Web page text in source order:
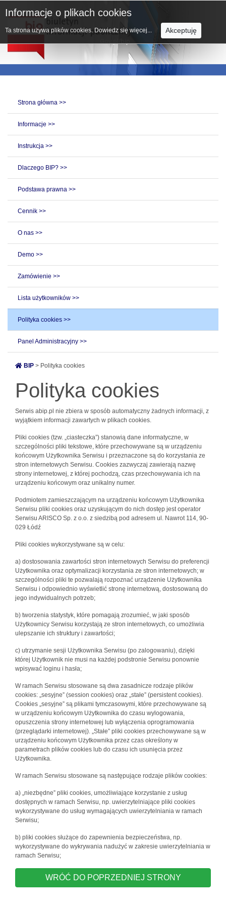
Strona główna >>
Informacje >>
Instrukcja >>
Dlaczego BIP? >>
Podstawa prawna >>
Cennik >>
O nas >>
Demo >>
Zamówienie >>
Lista użytkowników >>
Polityka cookies >>
Panel Administracyjny >>
BIP > Polityka cookies
Polityka cookies
Serwis abip.pl nie zbiera w sposób automatyczny żadnych informacji, z
wyjątkiem informacji zawartych w plikach cookies.
Pliki cookies (tzw. „ciasteczka”) stanowią dane informatyczne, w
szczególności pliki tekstowe, które przechowywane są w urządzeniu
końcowym Użytkownika Serwisu i przeznaczone są do korzystania ze
stron internetowych Serwisu. Cookies zazwyczaj zawierają nazwę
strony internetowej, z której pochodzą, czas przechowywania ich na
urządzeniu końcowym oraz unikalny numer.
Podmiotem zamieszczającym na urządzeniu końcowym Użytkownika
Serwisu pliki cookies oraz uzyskującym do nich dostęp jest operator
Serwisu ARISCO Sp. z o.o. z siedzibą pod adresem ul. Nawrot 114, 90-
029 Łódź
Pliki cookies wykorzystywane są w celu:
a) dostosowania zawartości stron internetowych Serwisu do preferencji
Użytkownika oraz optymalizacji korzystania ze stron internetowych; w
szczególności pliki te pozwalają rozpoznać urządzenie Użytkownika
Serwisu i odpowiednio wyświetlić stronę internetową, dostosowaną do
jego indywidualnych potrzeb;
b) tworzenia statystyk, które pomagają zrozumieć, w jaki sposób
Użytkownicy Serwisu korzystają ze stron internetowych, co umożliwia
ulepszanie ich struktury i zawartości;
c) utrzymanie sesji Użytkownika Serwisu (po zalogowaniu), dzięki
której Użytkownik nie musi na każdej podstronie Serwisu ponownie
wpisywać loginu i hasła;
W ramach Serwisu stosowane są dwa zasadnicze rodzaje plików
cookies: „sesyjne” (session cookies) oraz „stałe” (persistent cookies).
Cookies „sesyjne” są plikami tymczasowymi, które przechowywane są
w urządzeniu końcowym Użytkownika do czasu wylogowania,
opuszczenia strony internetowej lub wyłączenia oprogramowania
(przeglądarki internetowej). „Stałe” pliki cookies przechowywane są w
urządzeniu końcowym Użytkownika przez czas określony w
parametrach plików cookies lub do czasu ich usunięcia przez
Użytkownika.
W ramach Serwisu stosowane są następujące rodzaje plików cookies:
a) „niezbędne” pliki cookies, umożliwiające korzystanie z usług
dostępnych w ramach Serwisu, np. uwierzytelniające pliki cookies
wykorzystywane do usług wymagających uwierzytelniania w ramach
Serwisu;
b) pliki cookies służące do zapewnienia bezpieczeństwa, np.
wykorzystywane do wykrywania nadużyć w zakresie uwierzytelniania w
ramach Serwisu;
WRÓĆ DO POPRZEDNIEJ STRONY
Informacje o plikach cookies
Ta strona używa plików cookies. Dowiedz się więcej... Akceptuję